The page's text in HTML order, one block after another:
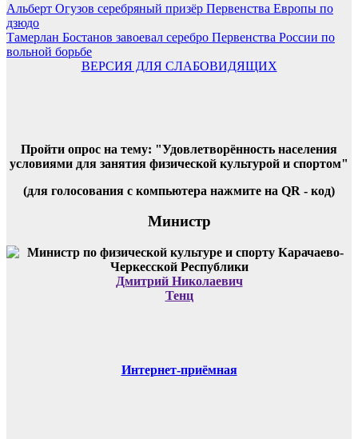
Альберт Огузов серебряный призёр Первенства Европы по
дзюдо
Тамерлан Бостанов завоевал серебро Первенства России по
вольной борьбе
ВЕРСИЯ ДЛЯ СЛАБОВИДЯЩИХ
Пройти опрос на тему: "Удовлетворённость населения
условиями для занятия физической культурой и спортом"
(для голосования с компьютера нажмите на QR - код)
Министр
Дмитрий Николаевич
Тенц
Интернет-приёмная